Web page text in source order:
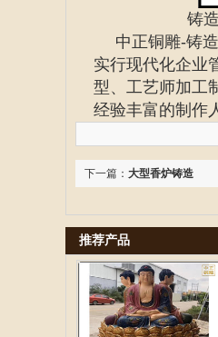
铸
中正铜雕-铸
实行现代化企业
型、工艺师加工
经验丰富的制作
下一篇： 大型香炉铸造
推荐产品